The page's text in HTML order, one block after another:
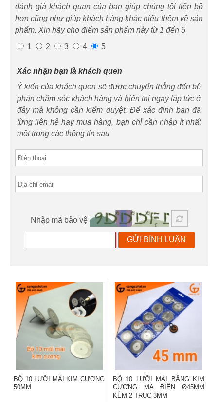
đánh giá khách quan của bạn giúp chúng tôi tiến bộ
hơn cũng như giúp khách hàng khác hiểu thêm về sản
phẩm. Xin hãy cho điểm sản phẩm này từ 1 đến 5
1
2 3 4 5
Xác nhận bạn là khách quen
Ý kiến của khách quen sẽ được chuyển thẳng đến bộ
phận chăm sóc khách hàng và hiển thị ngay lập tứcở
đây mà không cần kiểm duyệt. Để xác định bạn đã
từng liên hệ hay mua hàng, bạn chỉ cần nhập ít nhất
một trong các thông tin sau
Nhập mã bảo vệ
GỬI BÌNH LUẬN
BỘ 10 LƯỠI MÀI KIM CƯƠNG
50MM
BỘ 10 LƯỠI MÀI BẰNG KIM
CƯƠNG MẠ ĐIỆN Ø45MM
KÈM 2 TRỤC 3MM